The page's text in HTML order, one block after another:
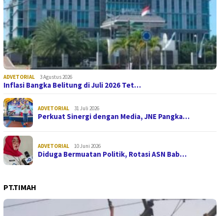
ADVETORIAL 3 Agustus 2026
Inflasi Bangka Belitung di Juli 2026 Tet…
ADVETORIAL 31 Juli 2026
Perkuat Sinergi dengan Media, JNE Pangka…
ADVETORIAL 10 Juni 2026
Diduga Bermuatan Politik, Rotasi ASN Bab…
PT.TIMAH